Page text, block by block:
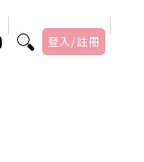
登入/註冊